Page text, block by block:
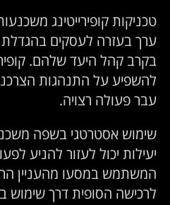
טכניקות קופירייטינג
ערך בעזרה לעסקים בהגדלת
בקרב קהל היעד שלהם.
להשפיע על התנהגות
עבר פעולה רצויה.
שימוש אסטרטגי בשפה
יעילות יכול לעזור להניע
המשתמש במסעו מהעניין
לרכישה הסופית דרך שימוש